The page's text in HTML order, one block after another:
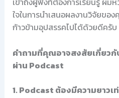
ใจในการนำเสนอผลงานวิจัยข
ก้าวข้ามอุปสรรคไปได้ด้วยดีครับ
คำถามที่คุณอาจสงสัยเกี่ยวกั
ผ่าน Podcast
1. Podcast ต้องมีความยาวเท่